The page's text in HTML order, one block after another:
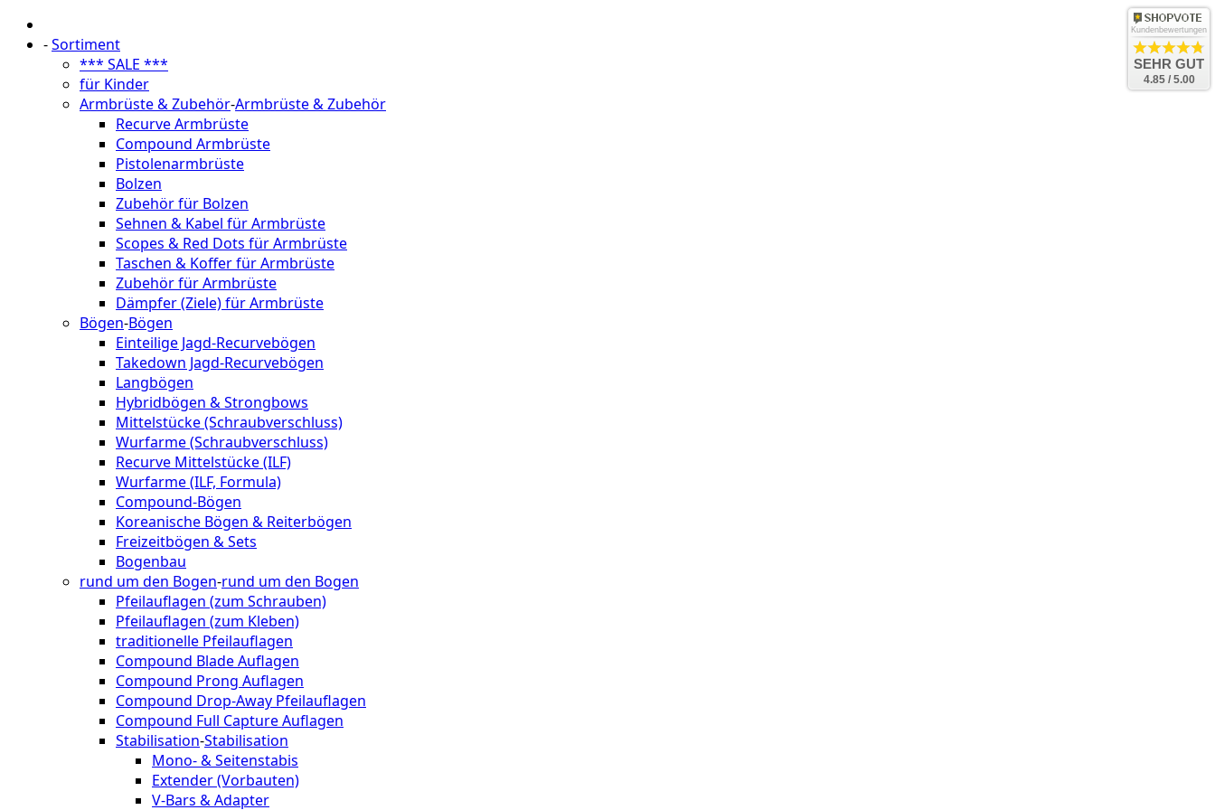
-Sortiment
*** SALE ***
für Kinder
Armbrüste & Zubehör-Armbrüste & Zubehör
Recurve Armbrüste
Compound Armbrüste
Pistolenarmbrüste
Bolzen
Zubehör für Bolzen
Sehnen & Kabel für Armbrüste
Scopes & Red Dots für Armbrüste
Taschen & Koffer für Armbrüste
Zubehör für Armbrüste
Dämpfer (Ziele) für Armbrüste
Bögen-Bögen
Einteilige Jagd-Recurvebögen
Takedown Jagd-Recurvebögen
Langbögen
Hybridbögen & Strongbows
Mittelstücke (Schraubverschluss)
Wurfarme (Schraubverschluss)
Recurve Mittelstücke (ILF)
Wurfarme (ILF, Formula)
Compound-Bögen
Koreanische Bögen & Reiterbögen
Freizeitbögen & Sets
Bogenbau
rund um den Bogen-rund um den Bogen
Pfeilauflagen (zum Schrauben)
Pfeilauflagen (zum Kleben)
traditionelle Pfeilauflagen
Compound Blade Auflagen
Compound Prong Auflagen
Compound Drop-Away Pfeilauflagen
Compound Full Capture Auflagen
Stabilisation-Stabilisation
Mono- & Seitenstabis
Extender (Vorbauten)
V-Bars & Adapter
Kundenbewertungen
SEHR GUT
4.85 / 5.00